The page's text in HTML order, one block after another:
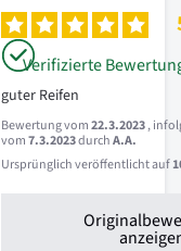
Verifizierte
guter Reifen
Bewertung vom22.3.2023,
vom7.3.2023durchA.A.
Ursprünglich veröffentlicht auf